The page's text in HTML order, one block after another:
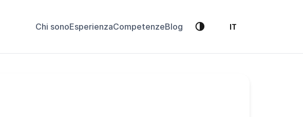
Chi sonoEsperienzaCompetenzeBlog 🌗 IT